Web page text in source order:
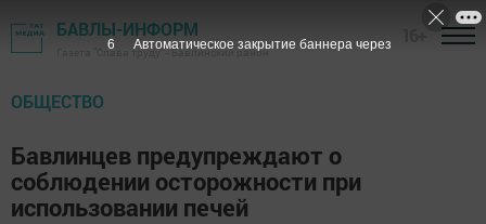
БАВЛЫ-ИНФОРМ
Газета "Слава труду" - Бавлинский район
ОБЩЕСТВО
Бавлинцев предупреждают о
соблюдении осторожности при
использовании печей
5 Автоматическое закрытие баннера через